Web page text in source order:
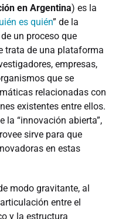
en Argentina) es la
es quién” de la
un proceso que
trata de una plataforma
empresas,
que se
relacionadas con
existentes entre ellos.
la “innovación abierta”,
sirve para que
en estas
modo gravitante, al
entre el
y la estructura